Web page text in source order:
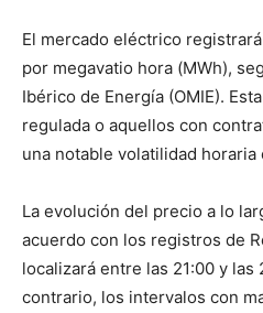
El mercado eléctrico
por megavatio hora (MWh),
Ibérico de Energía (OMIE).
regulada o aquellos con
una notable volatilidad
La evolución del precio a lo
acuerdo con los registros de
localizará entre las 21:00 y
contrario, los intervalos con